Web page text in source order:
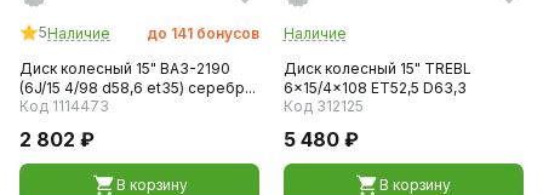
5Наличие до 141 бонусов
Диск колесный 15" ВАЗ-2190
(6J/15 4/98 d58,6 et35) серебр...
Код 1114473
2 802 ₽
В корзину
Наличие
Диск колесный 15" TREBL
6x15/4x108 ET52,5 D63,3
Код 312125
5 480 ₽
В корзину